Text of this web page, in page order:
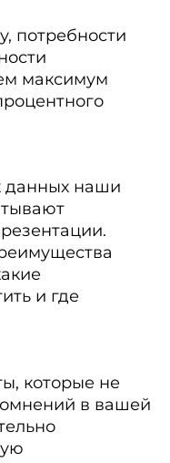
потребности
максимум
данных наши
и где
которые не
в вашей